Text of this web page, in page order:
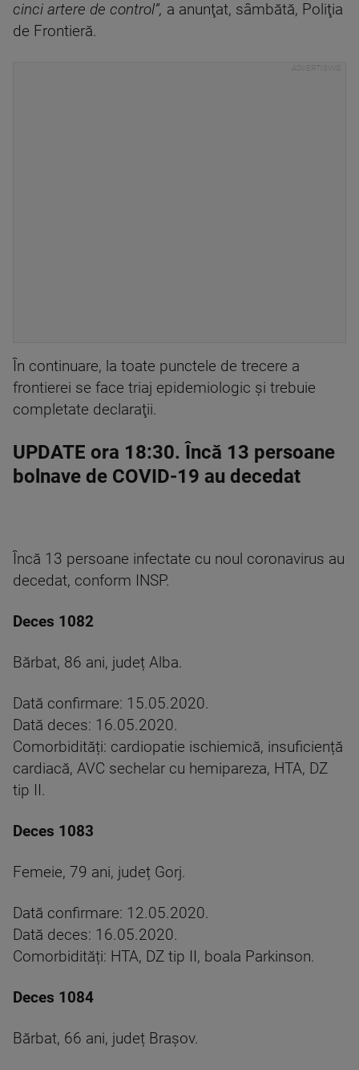
cinci artere de control”, a anunţat, sâmbătă, Poliţia
de Frontieră.
În continuare, la toate punctele de trecere a
frontierei se face triaj epidemiologic şi trebuie
completate declaraţii.
UPDATE ora 18:30. Încă 13 persoane
bolnave de COVID-19 au decedat
Încă 13 persoane infectate cu noul coronavirus au
decedat, conform INSP.
Deces 1082
Bărbat, 86 ani, județ Alba.
Dată confirmare: 15.05.2020.
Dată deces: 16.05.2020.
Comorbidități: cardiopatie ischiemică, insuficiență
cardiacă, AVC sechelar cu hemipareza, HTA, DZ
tip II.
Deces 1083
Femeie, 79 ani, județ Gorj.
Dată confirmare: 12.05.2020.
Dată deces: 16.05.2020.
Comorbidități: HTA, DZ tip II, boala Parkinson.
Deces 1084
Bărbat, 66 ani, județ Brașov.